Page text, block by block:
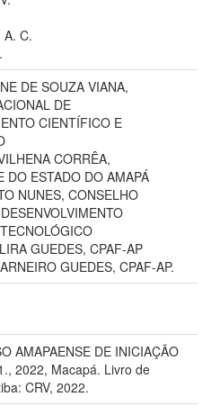
A. C.
DE SOUZA VIANA,
DE
CIENTÍFICO E
CORRÊA,
DO ESTADO DO AMAPÁ
NUNES, CONSELHO
GUEDES, CPAF-AP
GUEDES, CPAF-AP.
AMAPAENSE DE INICIAÇÃO
2022, Macapá. Livro de
CRV, 2022.